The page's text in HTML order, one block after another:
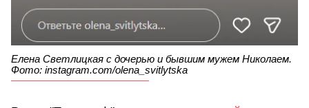
Елена Светлицкая с дочерью и бывшим мужем Николаем.
Фото: instagram.com/olena_svitlytska